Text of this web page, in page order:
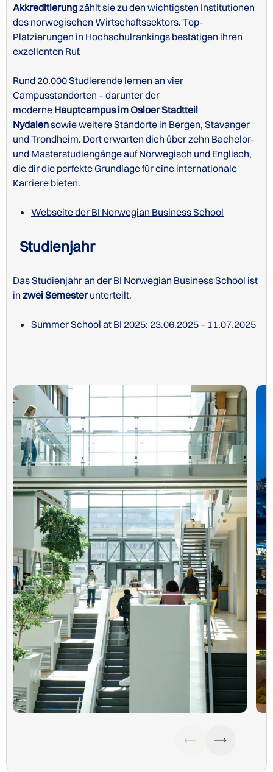
Akkreditierungzählt sie zu den wichtigsten Institutionen
des norwegischen Wirtschaftssektors. Top-
Platzierungen in Hochschulrankings bestätigen ihren
exzellenten Ruf.
Rund 20.000 Studierende lernen an vier
Campusstandorten – darunter der
moderne Hauptcampus im Osloer Stadtteil
Nydalensowie weitere Standorte in Bergen, Stavanger
und Trondheim. Dort erwarten dich über zehn Bachelor-
und Masterstudiengänge auf Norwegisch und Englisch,
die dir die perfekte Grundlage für eine internationale
Karriere bieten.
Webseite der BI Norwegian Business School
Studienjahr
Das Studienjahr an der BI Norwegian Business School ist
in zwei Semesterunterteilt.
Summer School at BI 2025: 23.06.2025 – 11.07.2025